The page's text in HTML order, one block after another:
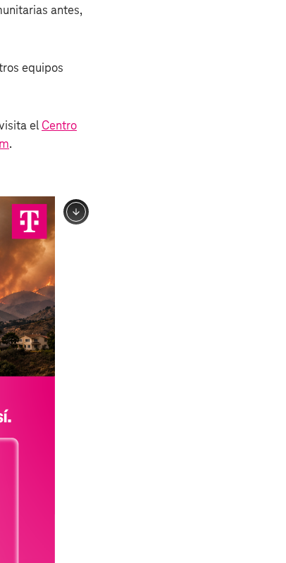
antes,
equipos
el Centro
.